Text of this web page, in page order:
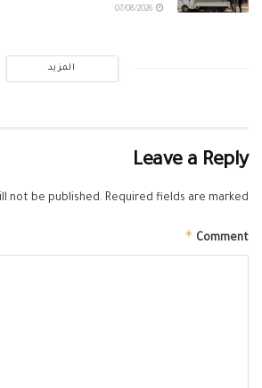
المزيد
Leave a Reply
not be published. Required fields are marked
Comment
*